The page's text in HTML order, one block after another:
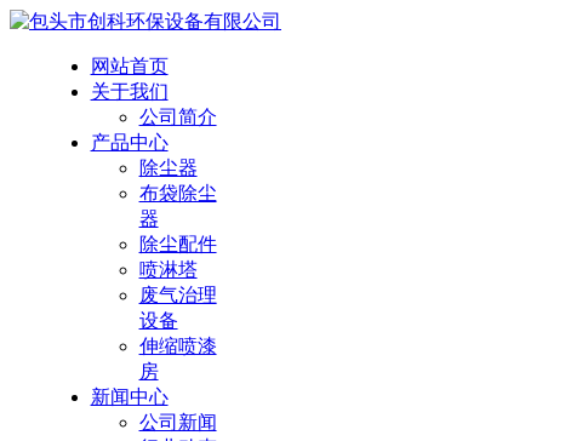
网站首页
关于我们
公司简介
产品中心
除尘器
布袋除尘
器
除尘配件
喷淋塔
废气治理
设备
伸缩喷漆
房
新闻中心
公司新闻